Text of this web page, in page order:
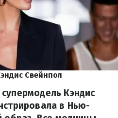
Свейнпол
Кэндис
в Нью-